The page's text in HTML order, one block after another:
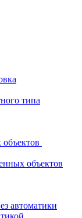
типа
объектов
автоматики